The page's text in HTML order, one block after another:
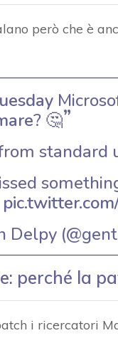
però che è
? 🤔
standard
Delpy
perché la
i ricercatori